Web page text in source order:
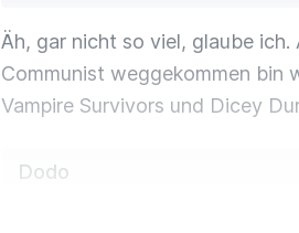
Äh, gar nicht so viel, glaube ich.
Communist weggekommen bin
Vampire Survivors und Dicey
Dodo